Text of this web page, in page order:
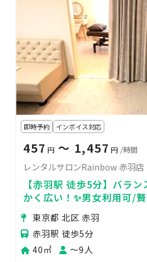
即時予約 インボイス対応
457 円 〜 1,457 円 /時間
レンタルサロンRainbow 赤羽店
【赤羽駅 徒歩5分】バラ
かく広い！✨男女利用可/
合室＋施術室完備！
東京都 北区 赤羽
赤羽駅 徒歩5分
40㎡
〜9人